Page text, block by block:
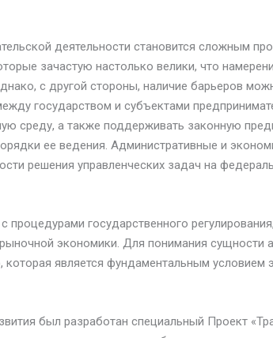
деятельности становится сложным
зачастую настолько велики, что
с другой стороны, наличие барьеров
государством и субъектами
среду, а также поддерживать законную
ее ведения. Административные и
решения управленческих задач на
государственного
экономики. Для понимания сущности
является фундаментальным условием
был разработан специальный Проект